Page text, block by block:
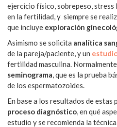
ejercicio físico, sobrepeso,
en la fertilidad, y siempre se
que incluye exploración
Asimismo se solicita analítica
de la pareja/paciente, y un
fertilidad masculina.
seminograma, que es la prueba
de los espermatozoides.
En base a los resultados de estas
proceso diagnóstico, en qué
estudio y se recomienda la